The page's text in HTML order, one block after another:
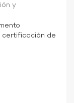
y
certificación de